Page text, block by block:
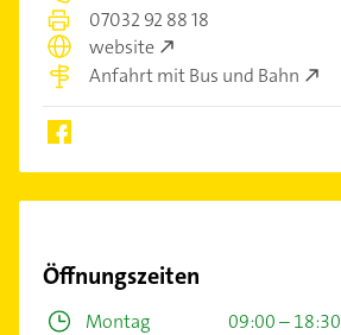
07032 92 88 18
website
Anfahrt mit Bus und Bahn
Öffnungszeiten
Montag
09:00 – 18:30